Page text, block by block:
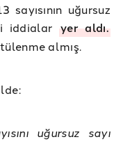
uğursuz
iddialar yer aldı.
almış.
uğursuz sayı